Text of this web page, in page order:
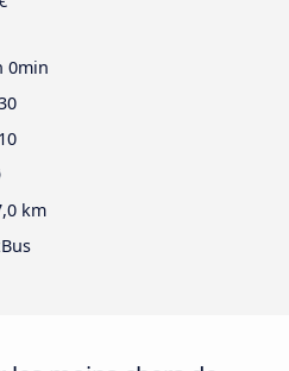
0min
km